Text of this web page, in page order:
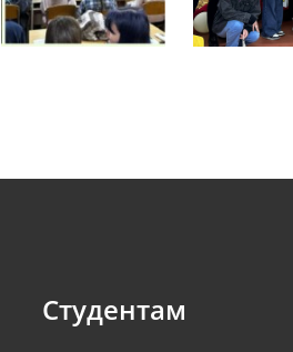
Студентам